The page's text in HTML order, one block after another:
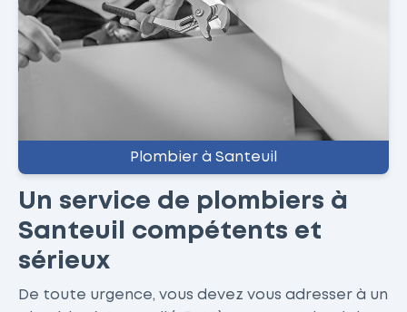
Plombier à Santeuil
Un service de plombiers à
Santeuil compétents et
sérieux
De toute urgence, vous devez vous adresser à un